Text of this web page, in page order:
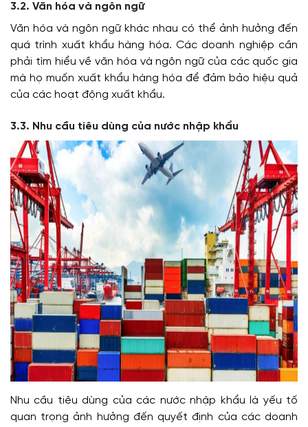
3.2. Văn hóa và ngôn ngữ
Văn hóa và ngôn ngữ khác nhau có thể ảnh hưởng đến
quá trình xuất khẩu hàng hóa. Các doanh nghiệp cần
phải tìm hiểu về văn hóa và ngôn ngữ của các quốc gia
mà họ muốn xuất khẩu hàng hóa để đảm bảo hiệu quả
của các hoạt động xuất khẩu.
3.3. Nhu cầu tiêu dùng của nước nhập khẩu
Nhu cầu tiêu dùng của các nước nhập khẩu là yếu tố
quan trọng ảnh hưởng đến quyết định của các doanh